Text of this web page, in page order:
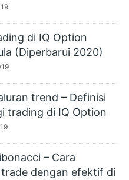
di IQ Option
(Diperbarui 2020)
trend – Definisi
trading di IQ Option
– Cara
dengan efektif di